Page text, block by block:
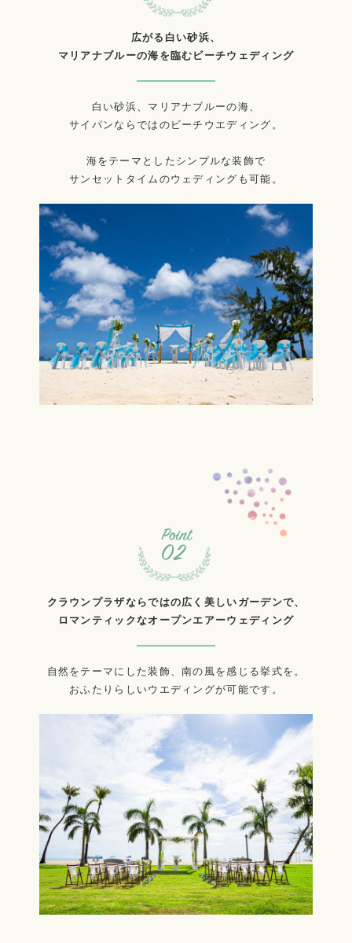
広がる白い砂浜、
マリアナブルーの海を臨むビーチウェディング
白い砂浜、マリアナブルーの海、
サイパンならではのビーチウエディング。
海をテーマとしたシンプルな装飾で
サンセットタイムのウェディングも可能。
クラウンプラザならではの広く美しいガーデンで、
ロマンティックなオープンエアーウェディング
自然をテーマにした装飾、南の風を感じる挙式を。
おふたりらしいウエディングが可能です。